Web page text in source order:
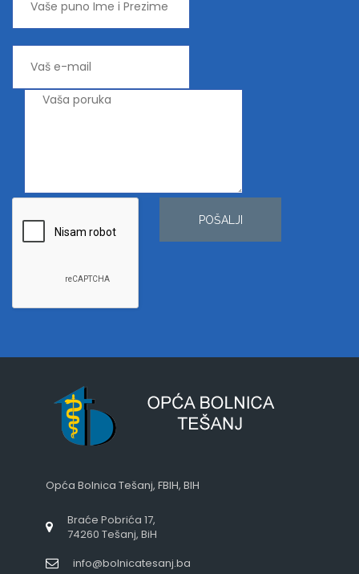
POŠALJI
Opća Bolnica Tešanj, FBIH, BIH
Braće Pobrića 17,
74260 Tešanj, BiH
info@bolnicatesanj.ba